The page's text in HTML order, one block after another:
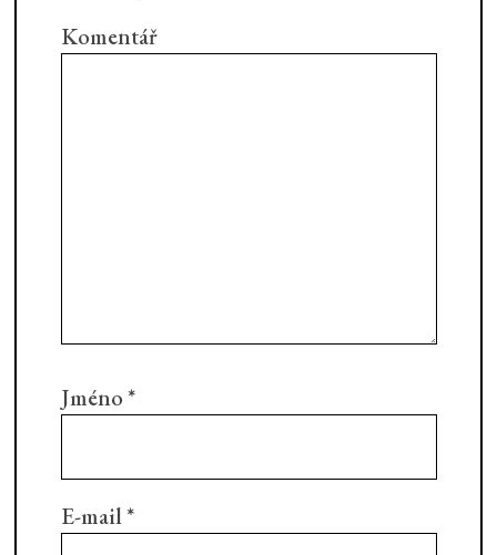
Komentář
Jméno*
E-mail*